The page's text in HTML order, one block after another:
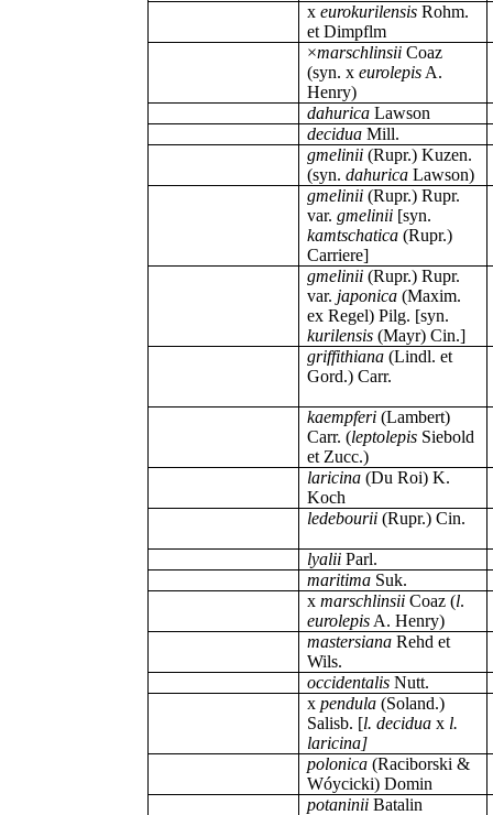
x eurokurilensis Rohm.
et Dimpflm
×marschlinsiiCoaz
(syn. x eurolepisA.
Henry)
dahurica Lawson
deciduaMill.
gmelinii (Rupr.) Kuzen.
(syn. dahuricaLawson)
gmelinii(Rupr.) Rupr.
var. gmelinii [syn.
kamtschatica(Rupr.)
Carriere]
gmelinii(Rupr.) Rupr.
var. japonica(Maxim.
ex Regel) Pilg. [syn.
kurilensis(Mayr) Cin.]
griffithiana(Lindl. et
Gord.) Carr.
kaempferi(Lambert)
Carr. (leptolepis Siebold
et Zucc.)
laricina(Du Roi) K.
Koch
ledebourii(Rupr.) Cin.
lyaliiParl.
maritimaSuk.
x marschlinsiiCoaz (l.
eurolepisA. Henry)
mastersianaRehd et
Wils.
occidentalisNutt.
x pendula(Soland.)
Salisb. [l. deciduax l.
laricina]
polonica(Raciborski &
Wóycicki) Domin
potaniniiBatalin